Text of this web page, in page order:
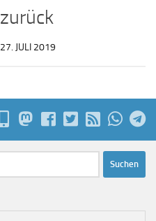
zurück
27. JULI 2019